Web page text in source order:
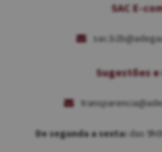
SAC E-
Sugestões e
De segunda a sexta: das